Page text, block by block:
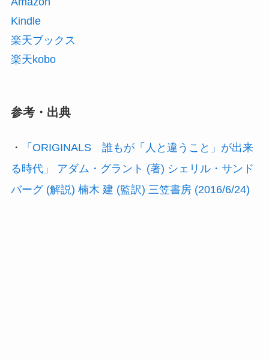
Kindle
楽天ブックス
楽天kobo
参考・出典
・
「ORIGINALS 誰もが「人と違うこと」が出来
る時代」 アダム・グラント (著) シェリル・サンド
バーグ (解説) 楠木 建 (監訳) 三笠書房 (2016/6/24)